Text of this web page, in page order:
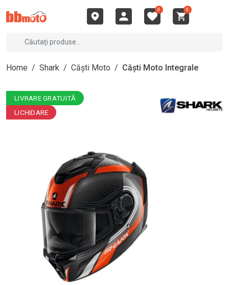
0 0
Home / Shark / Căști Moto / Căști Moto Integrale
LIVRARE GRATUITĂ
LICHIDARE